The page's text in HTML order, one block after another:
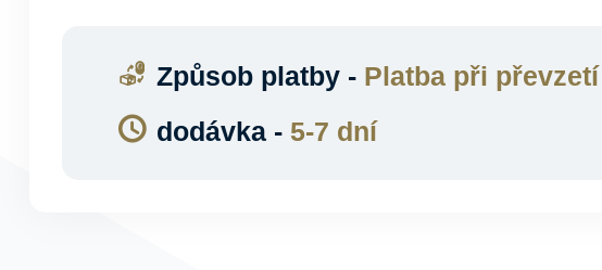
Způsob platby - Platba při převzetí
dodávka - 5-7 dní